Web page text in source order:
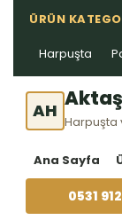
ÜRÜN
Harpuşta
AH
Harpuşta
Ana Sayfa
0531